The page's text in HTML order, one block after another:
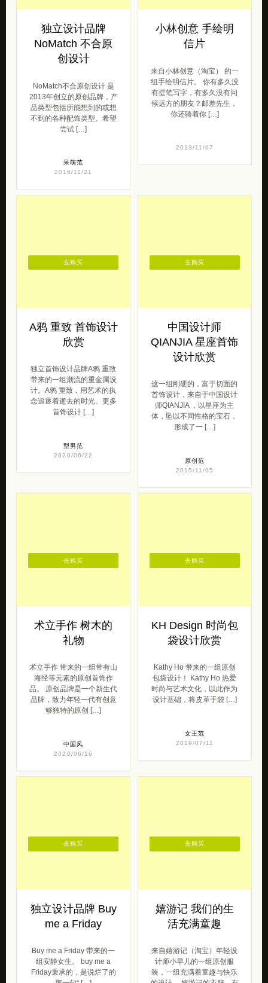
独立设计品牌
NoMatch 不合原
创设计
NoMatch不合原创设计 是
2013年创立的原创品牌，产
品类型包括所能想到的或想
不到的各种配饰类型。希望
尝试 […]
呆萌范
2016/11/21
小林创意 手绘明
信片
来自小林创意（淘宝） 的一
组手绘明信片。 你有多久没
有提笔写字，有多久没有问
候远方的朋友？邮差先生，
你还骑着你 […]
2013/11/07
A鸦 重致 首饰设计
欣赏
独立首饰设计品牌A鸦 重致
带来的一组潮流的重金属设
计。A鸦 重致，用艺术的执
念追逐着逝去的时光。更多
首饰设计 […]
型男范
2020/06/22
去购买
中国设计师
QIANJIA 星座首饰
设计欣赏
这一组刚硬的，富于切面的
首饰设计，来自于中国设计
师QIANJIA ，以星座为主
体，坠以不同性格的宝石，
形成了一 […]
原创范
2015/11/05
去购买
术立手作 树木的
礼物
术立手作 带来的一组带有山
海经等元素的原创首饰作
品。 原创品牌是一个新生代
品牌，致力年轻一代有创意
够独特的原创 […]
中国风
2020/06/16
去购买
KH Design 时尚包
袋设计欣赏
Kathy Ho 带来的一组原创
包袋设计！ Kathy Ho 热爱
时尚与艺术文化，以此作为
设计基础，将皮革手袋 […]
女王范
2019/07/11
去购买
独立设计品牌 Buy
me a Friday
Buy me a Friday 带来的一
组安静女生。 buy me a
Friday秉承的，是说烂了的
去购买
嬉游记 我们的生
活充满童趣
来自嬉游记（淘宝）年轻设
计师小早儿的一组原创服
装，一组充满着童趣与快乐
去购买